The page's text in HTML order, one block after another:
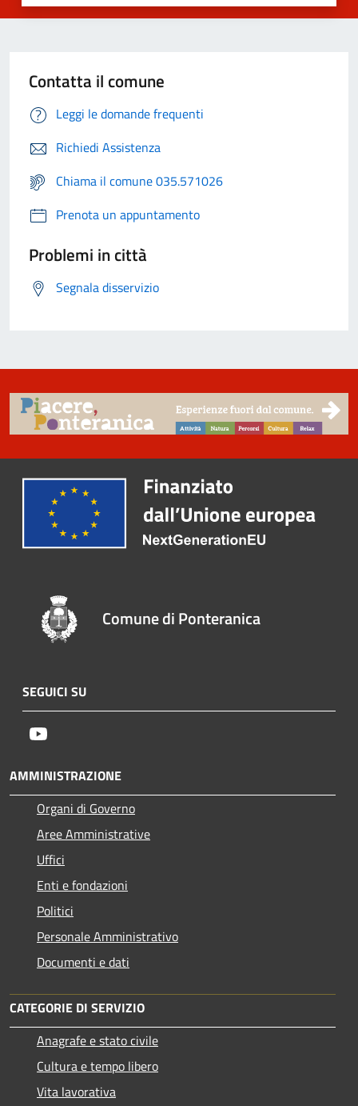
Contatta il comune
Leggi le domande frequenti
Richiedi Assistenza
Chiama il comune 035.571026
Prenota un appuntamento
Problemi in città
Segnala disservizio
Comune di Ponteranica
SEGUICI SU
AMMINISTRAZIONE
Organi di Governo
Aree Amministrative
Uffici
Enti e fondazioni
Politici
Personale Amministrativo
Documenti e dati
CATEGORIE DI SERVIZIO
Anagrafe e stato civile
Cultura e tempo libero
Vita lavorativa